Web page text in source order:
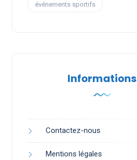
événements sportifs
Informations
Contactez-nous
Mentions légales